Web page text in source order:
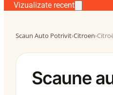
Vizualizate recent
Scaun Auto Potrivit›Citroen›
Scaune